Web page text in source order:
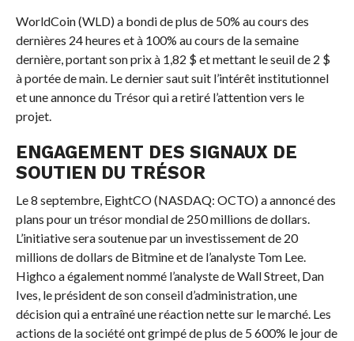
WorldCoin (WLD) a bondi de plus de 50% au cours des
dernières 24 heures et à 100% au cours de la semaine
dernière, portant son prix à 1,82 $ et mettant le seuil de 2 $
à portée de main. Le dernier saut suit l’intérêt institutionnel
et une annonce du Trésor qui a retiré l’attention vers le
projet.
ENGAGEMENT DES SIGNAUX DE
SOUTIEN DU TRÉSOR
Le 8 septembre, EightCO (NASDAQ: OCTO) a annoncé des
plans pour un trésor mondial de 250 millions de dollars.
L’initiative sera soutenue par un investissement de 20
millions de dollars de Bitmine et de l’analyste Tom Lee.
Highco a également nommé l’analyste de Wall Street, Dan
Ives, le président de son conseil d’administration, une
décision qui a entraîné une réaction nette sur le marché. Les
actions de la société ont grimpé de plus de 5 600% le jour de